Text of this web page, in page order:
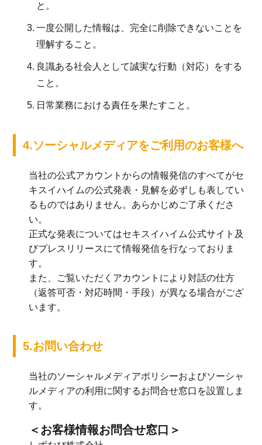
と。
3. 一度公開した情報は、完全に削除できないことを
理解すること。
4. 良識ある社会人として誠実な行動（対応）をする
こと。
5. 日常業務における責任を果たすこと。
4.ソーシャルメディアをご利用のお客様へ
当社の公式アカウントからの情報発信のすべてがセ
キスイハイムの公式発表・見解を必ずしも表してい
るものではありません。あらかじめご了承くださ
い。
正式な発表についてはセキスイハイム公式サイト及
びプレスリリースにて情報発信を行なっておりま
す。
また、ご覧いただくアカウントにより対話の仕方
（返答可否・対応時間・手段）が異なる場合がござ
います。
5.お問い合わせ
当社のソーシャルメディアポリシーおよびソーシャ
ルメディアの利用に関するお問合せ窓口を設置しま
す。
＜お客様情報お問合せ窓口＞